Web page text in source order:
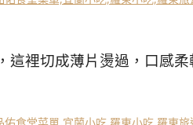
這裡切成薄片燙過，口感